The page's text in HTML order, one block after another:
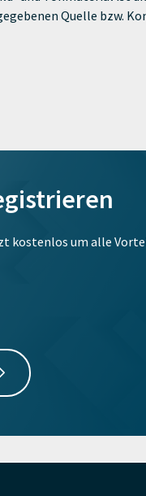
Quelle bzw.
kostenlos um alle